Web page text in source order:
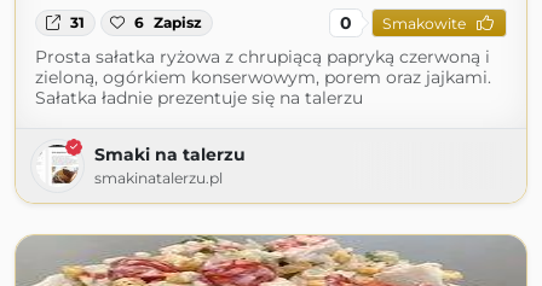
31 6 Zapisz 0 Smakowite
Prosta sałatka ryżowa z chrupiącą papryką czerwoną i
zieloną, ogórkiem konserwowym, porem oraz jajkami.
Sałatka ładnie prezentuje się na talerzu
Smaki na talerzu
smakinatalerzu.pl